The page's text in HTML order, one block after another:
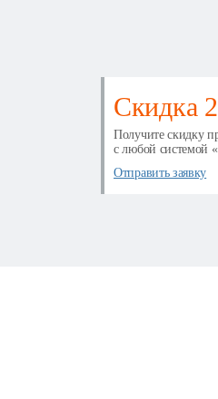
Скидка
Получите скидку
с любой системой
Отправить заявку